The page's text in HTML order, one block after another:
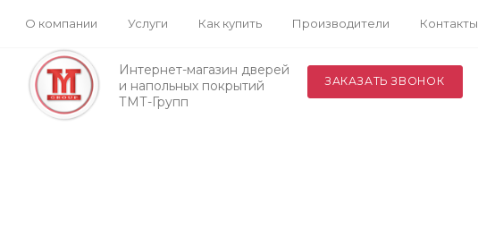
О компании Услуги Как купить Производители Контакты
Интернет-магазин дверей
и напольных покрытий
ТМТ-Групп
ЗАКАЗАТЬ ЗВОНОК